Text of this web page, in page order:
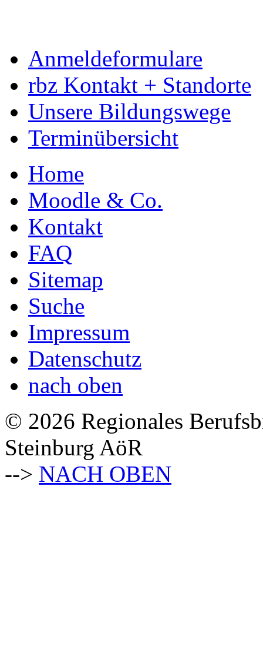
Anmeldeformulare
rbz Kontakt + Standorte
Unsere Bildungswege
Terminübersicht
Home
Moodle & Co.
Kontakt
FAQ
Sitemap
Suche
Impressum
Datenschutz
nach oben
© 2026 Regionales
Steinburg AöR
--> NACH OBEN